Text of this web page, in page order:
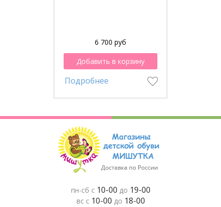
6 700 руб
Добавить в корзину
Подробнее
пн-сб с 10-00 до 19-00
вс с 10-00 до 18-00